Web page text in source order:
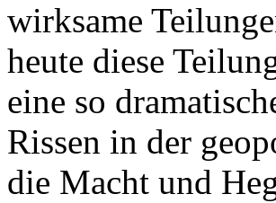
wirksame
heute diese
eine so
Rissen in der
die Macht und